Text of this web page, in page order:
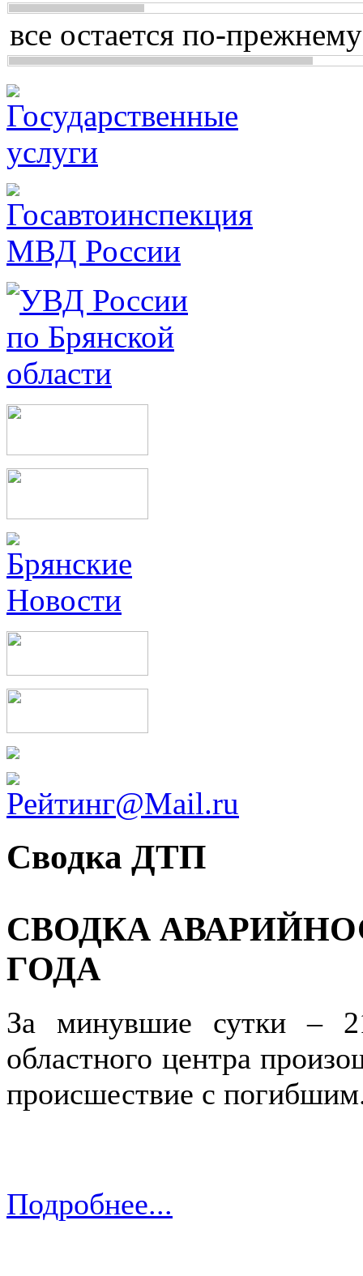
все остается по-
Сводка ДТП
СВОДКА
ГОДА
За минувшие сутки –
областного центра
происшествие с
Подробнее...